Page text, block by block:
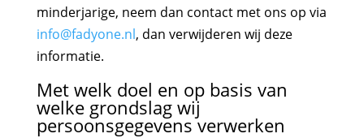
minderjarige, neem dan contact met ons op via
info@fadyone.nl, dan verwijderen wij deze
informatie.
Met welk doel en op basis van
welke grondslag wij
persoonsgegevens verwerken